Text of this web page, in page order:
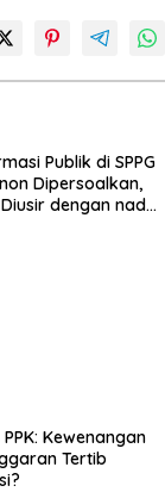
Publik di SPPG
Dipersoalkan,
dengan nada
Kewenangan
Tertib